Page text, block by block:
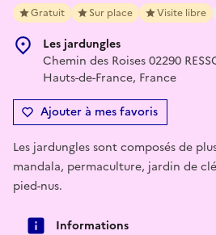
Gratuit Sur place Visite libre
Les jardungles
Chemin des Roises 02290
Hauts-de-France, France
Ajouter à mes favoris
Les jardungles sont composés de
mandala, permaculture, jardin de
pied-nus.
Informations